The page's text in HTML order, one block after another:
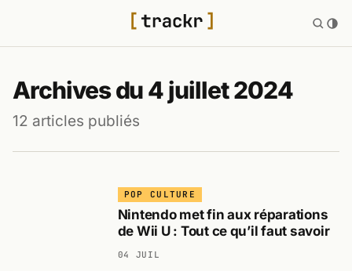
Archives du 4 juillet 2024
12 articles publiés
POP CULTURE
Nintendo met fin aux réparations
de Wii U : Tout ce qu’il faut savoir
04 JUIL